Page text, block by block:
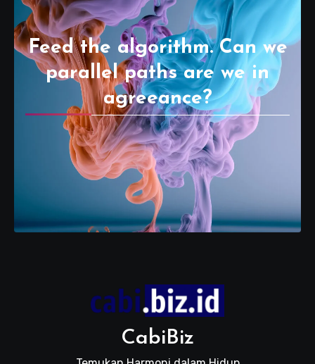
Feed the algorithm. Can we
parallel paths are we in
agreeance?
CabiBiz